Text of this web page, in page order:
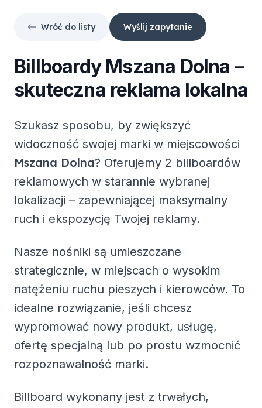
Wróć do listy Wyślij zapytanie
Billboardy Mszana Dolna –
skuteczna reklama lokalna
Szukasz sposobu, by zwiększyć
widoczność swojej marki w miejscowości
Mszana Dolna? Oferujemy 2 billboardów
reklamowych w starannie wybranej
lokalizacji – zapewniającej maksymalny
ruch i ekspozycję Twojej reklamy.
Nasze nośniki są umieszczane
strategicznie, w miejscach o wysokim
natężeniu ruchu pieszych i kierowców. To
idealne rozwiązanie, jeśli chcesz
wypromować nowy produkt, usługę,
ofertę specjalną lub po prostu wzmocnić
rozpoznawalność marki.
Billboard wykonany jest z trwałych,